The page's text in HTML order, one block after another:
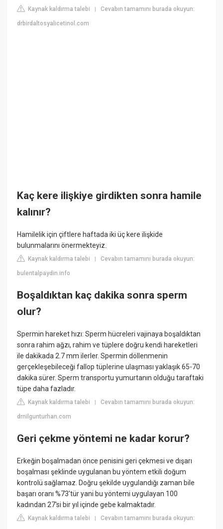
Kaynak kaldırma talebi |Cevabın tamamını burada okuyun:
drbirdaltosyalicetinol.com
Kaç kere ilişkiye girdikten sonra hamile
kalınır?
Hamilelik için çiftlere haftada iki üç kere ilişkide
bulunmalarını önermekteyiz.
Kaynak kaldırma talebi |Cevabın tamamını burada okuyun:
bulentalpaydin.info
Boşaldıktan kaç dakika sonra sperm
olur?
Spermin hareket hızı: Sperm hücreleri vajinaya boşaldıktan
sonra rahim ağzı, rahim ve tüplere doğru kendi hareketleri
ile dakikada 2.7 mm ilerler. Spermin döllenmenin
gerçekleşebileceği fallop tüplerine ulaşması yaklaşık 65-70
dakika sürer. Sperm transportu yumurtanın olduğu taraftaki
tüpe daha fazladır.
Kaynak kaldırma talebi |Cevabın tamamını burada okuyun:
drnilgunturhan.com
Geri çekme yöntemi ne kadar korur?
Erkeğin boşalmadan önce penisini geri çekmesi ve dışarı
boşalması şeklinde uygulanan bu yöntem etkili doğum
kontrolü sağlamaz. Doğru şekilde uygulandığı zaman bile
başarı oranı %73'tür yani bu yöntemi uygulayan 100
kadından 27'si bir yıl içinde gebe kalmaktadır.
Kaynak kaldırma talebi |Cevabın tamamını burada okuyun: